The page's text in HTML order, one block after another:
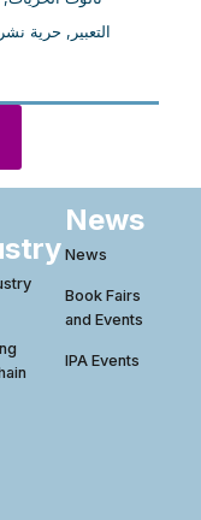
التعبير , حرية نشر
News
News
Book Fairs
and Events
IPA Events